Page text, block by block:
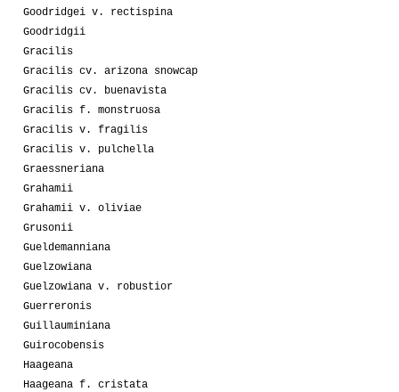
Goodridgei v. rectispina
Goodridgii
Gracilis
Gracilis cv. arizona snowcap
Gracilis cv. buenavista
Gracilis f. monstruosa
Gracilis v. fragilis
Gracilis v. pulchella
Graessneriana
Grahamii
Grahamii v. oliviae
Grusonii
Gueldemanniana
Guelzowiana
Guelzowiana v. robustior
Guerreronis
Guillauminiana
Guirocobensis
Haageana
Haageana f. cristata